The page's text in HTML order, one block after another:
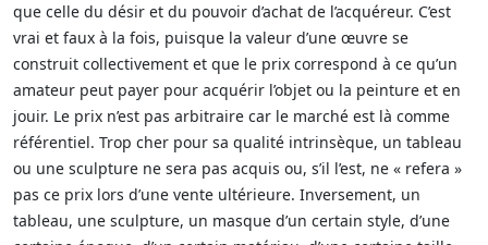
que celle du désir et du pouvoir d’achat de l’acquéreur. C’est
vrai et faux à la fois, puisque la valeur d’une œuvre se
construit collectivement et que le prix correspond à ce qu’un
amateur peut payer pour acquérir l’objet ou la peinture et en
jouir. Le prix n’est pas arbitraire car le marché est là comme
référentiel. Trop cher pour sa qualité intrinsèque, un tableau
ou une sculpture ne sera pas acquis ou, s’il l’est, ne « refera »
pas ce prix lors d’une vente ultérieure. Inversement, un
tableau, une sculpture, un masque d’un certain style, d’une